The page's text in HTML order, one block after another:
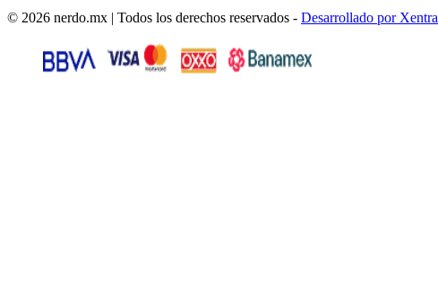
© 2026 nerdo.mx | Todos los derechos reservados - Desarrollado por Xentra